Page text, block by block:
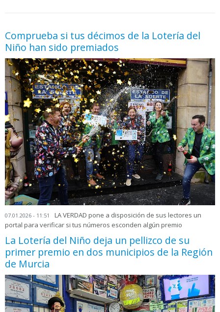
Comprueba si tus décimos de la Lotería del
Niño han sido premiados
07.01.2026 - 11:51
LA VERDAD pone a disposición de sus lectores un
portal para verificar si tus números esconden algún premio
La Lotería del Niño deja un pellizco de su
primer premio en dos municipios de la Región
de Murcia